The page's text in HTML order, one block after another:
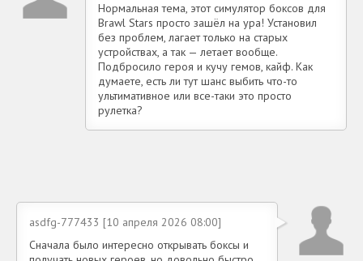
Нормальная тема, этот симулятор боксов для
Brawl Stars просто зашёл на ура! Установил
без проблем, лагает только на старых
устройствах, а так — летает вообще.
Подбросило героя и кучу гемов, кайф. Как
думаете, есть ли тут шанс выбить что-то
ультимативное или все-таки это просто
рулетка?
asdfg-777433 [10 апреля 2026 08:00]
Сначала было интересно открывать боксы и